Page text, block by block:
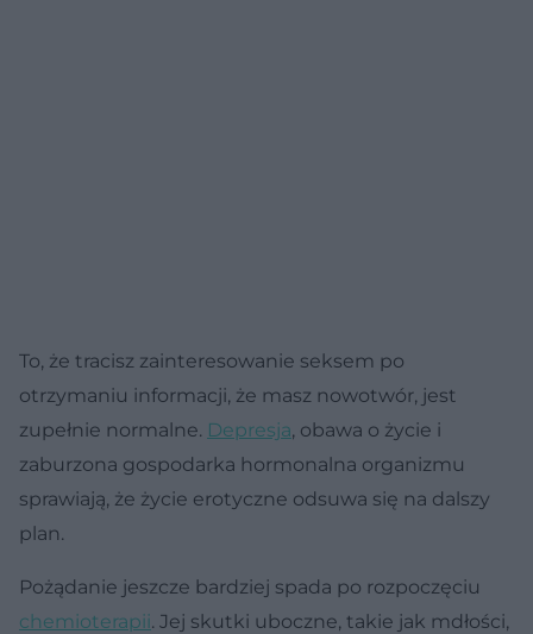
To, że tracisz zainteresowanie seksem po
otrzymaniu informacji, że masz nowotwór, jest
zupełnie normalne. Depresja, obawa o życie i
zaburzona gospodarka hormonalna organizmu
sprawiają, że życie erotyczne odsuwa się na dalszy
plan.
Pożądanie jeszcze bardziej spada po rozpoczęciu
chemioterapii. Jej skutki uboczne, takie jak mdłości,